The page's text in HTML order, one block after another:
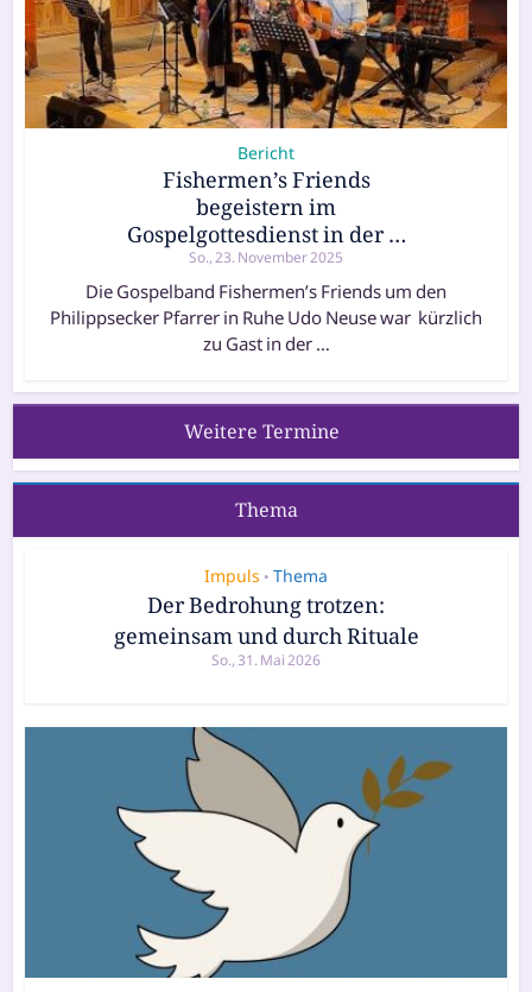
Bericht
Fishermen’s Friends
begeistern im
Gospelgottesdienst in der …
So., 23. November 2025
Die Gospelband Fishermen’s Friends um den
Philippsecker Pfarrer in Ruhe Udo Neuse war kürz­lich
zu Gast in der …
Weitere Termine
Thema
Impuls • Thema
Der Bedrohung trotzen:
gemeinsam und durch Rituale
So., 31. Mai 2026